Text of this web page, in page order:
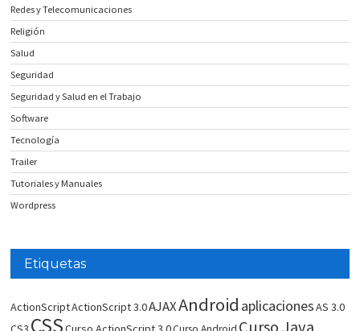
Redes y Telecomunicaciones
Religión
Salud
Seguridad
Seguridad y Salud en el Trabajo
Software
Tecnología
Trailer
Tutoriales y Manuales
Wordpress
Etiquetas
ActionScriptActionScript 3.0AJAXAndroid aplicacionesAS 3.0
CSS